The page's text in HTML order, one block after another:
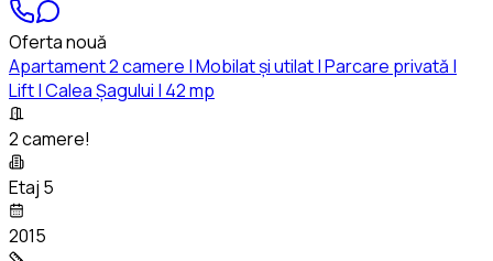
Oferta nouă
Apartament 2 camere | Mobilat și utilat | Parcare privată |
Lift | Calea Șagului | 42 mp
2 camere!
Etaj 5
2015